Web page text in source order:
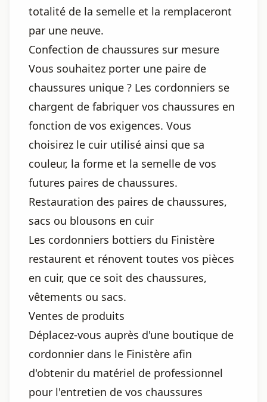
totalité de la semelle et la remplaceront
par une neuve.
Confection de chaussures sur mesure
Vous souhaitez porter une paire de
chaussures unique ? Les cordonniers se
chargent de fabriquer vos chaussures en
fonction de vos exigences. Vous
choisirez le cuir utilisé ainsi que sa
couleur, la forme et la semelle de vos
futures paires de chaussures.
Restauration des paires de chaussures,
sacs ou blousons en cuir
Les cordonniers bottiers du Finistère
restaurent et rénovent toutes vos pièces
en cuir, que ce soit des chaussures,
vêtements ou sacs.
Ventes de produits
Déplacez-vous auprès d'une boutique de
cordonnier dans le Finistère afin
d'obtenir du matériel de professionnel
pour l'entretien de vos chaussures